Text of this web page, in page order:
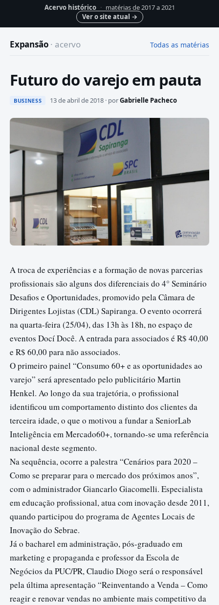
Acervo histórico · matérias de 2017 a 2021
Ver o site atual →
Expansão · acervo Todas as matérias
Futuro do varejo em pauta
BUSINESS 13 de abril de 2018 · porGabrielle Pacheco
A troca de experiências e a formação de novas parcerias
profissionais são alguns dos diferenciais do 4° Seminário
Desafios e Oportunidades, promovido pela Câmara de
Dirigentes Lojistas (CDL) Sapiranga. O evento ocorrerá
na quarta-feira (25/04), das 13h às 18h, no espaço de
eventos Docí Docê. A entrada para associados é R$ 40,00
e R$ 60,00 para não associados.
O primeiro painel “Consumo 60+ e as oportunidades ao
varejo” será apresentado pelo publicitário Martin
Henkel. Ao longo da sua trajetória, o profissional
identificou um comportamento distinto dos clientes da
terceira idade, o que o motivou a fundar a SeniorLab
Inteligência em Mercado60+, tornando-se uma referência
nacional deste segmento.
Na sequência, ocorre a palestra “Cenários para 2020 –
Como se preparar para o mercado dos próximos anos”,
com o administrador Giancarlo Giacomelli. Especialista
em educação profissional, atua com inovação desde 2011,
quando participou do programa de Agentes Locais de
Inovação do Sebrae.
Já o bacharel em administração, pós-graduado em
marketing e propaganda e professor da Escola de
Negócios da PUC/PR, Claudio Diogo será o responsável
pela última apresentação “Reinventando a Venda – Como
reagir e renovar vendas no ambiente mais competitivo da